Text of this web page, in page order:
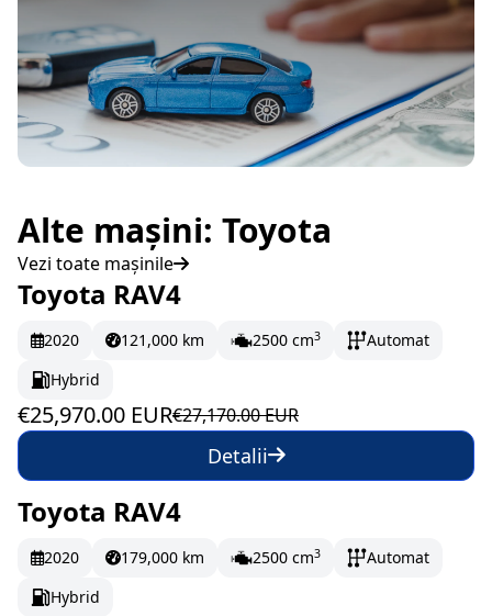
Alte mașini: Toyota
Vezi toate mașinile
În stoc
432.83 EUR/lună
Toyota RAV4
2020 121,000 km 2500 cm3
Automat
Hybrid
€25,970.00 EUR€27,170.00 EUR
Detalii
În stoc 432.83 EUR/lună
Toyota RAV4
2020 179,000 km 2500 cm3
Automat
Hybrid